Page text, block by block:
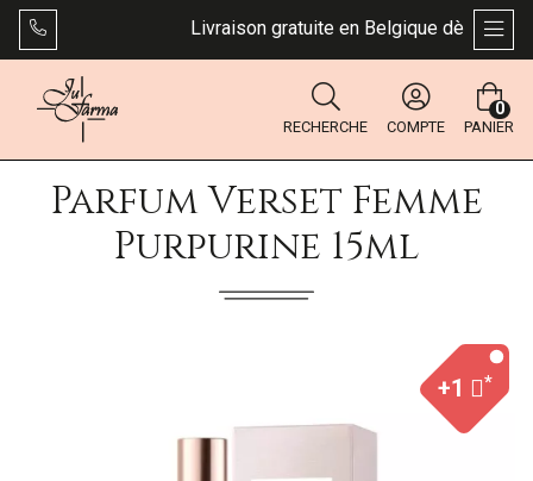
Livraison gratuite en Belgique dès 49 €.
RECHERCHE COMPTE PANIER
0
Parfum Verset Femme
Purpurine 15ml
+1 *